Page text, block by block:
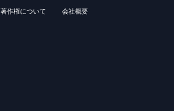
著作権について 会社概要